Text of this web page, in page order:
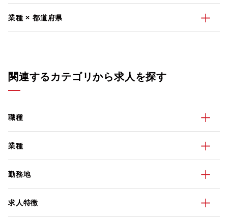
業種 × 都道府県
関連するカテゴリから求人を探す
職種
業種
勤務地
求人特徴